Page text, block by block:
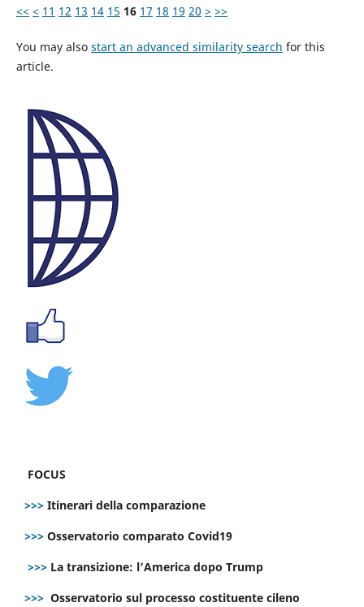
<< < 11 12 13 14 15 16 17 18 19 20 > >>
You may also start an advanced similarity search for this
article.
FOCUS
>>> Itinerari della comparazione
>>> Osservatorio comparato Covid19
>>> La transizione: l’America dopo Trump
>>> Osservatorio sul processo costituente cileno